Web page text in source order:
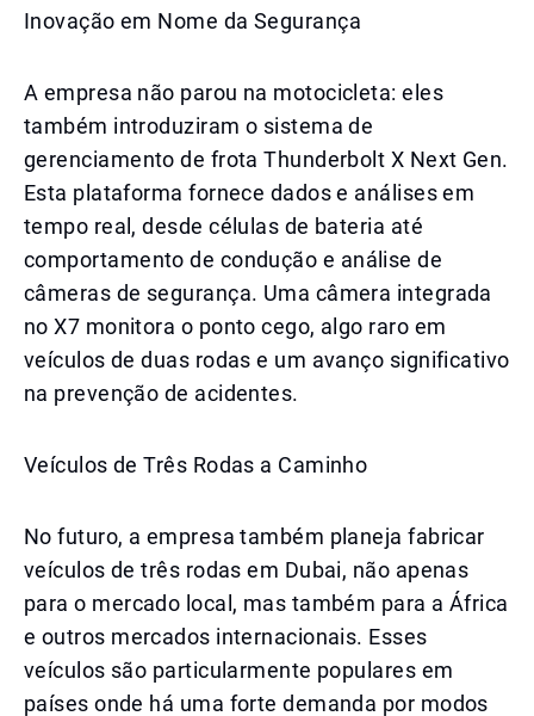
Inovação em Nome da Segurança
A empresa não parou na motocicleta: eles
também introduziram o sistema de
gerenciamento de frota Thunderbolt X Next Gen.
Esta plataforma fornece dados e análises em
tempo real, desde células de bateria até
comportamento de condução e análise de
câmeras de segurança. Uma câmera integrada
no X7 monitora o ponto cego, algo raro em
veículos de duas rodas e um avanço significativo
na prevenção de acidentes.
Veículos de Três Rodas a Caminho
No futuro, a empresa também planeja fabricar
veículos de três rodas em Dubai, não apenas
para o mercado local, mas também para a África
e outros mercados internacionais. Esses
veículos são particularmente populares em
países onde há uma forte demanda por modos